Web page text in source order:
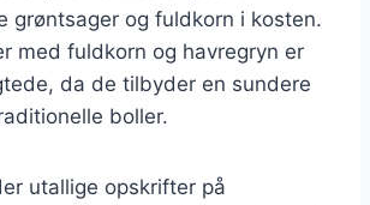
grøntsager og fuldkorn i kosten.
med fuldkorn og havregryn er
da de tilbyder en sundere
boller.
utallige opskrifter på